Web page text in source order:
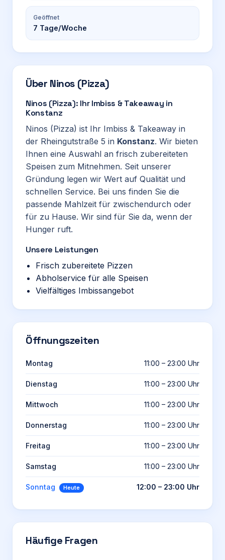
Geöffnet
7 Tage/Woche
Über Ninos (Pizza)
Ninos (Pizza): Ihr Imbiss & Takeaway in
Konstanz
Ninos (Pizza) ist Ihr Imbiss & Takeaway in
der Rheingutstraße 5 in Konstanz. Wir bieten
Ihnen eine Auswahl an frisch zubereiteten
Speisen zum Mitnehmen. Seit unserer
Gründung legen wir Wert auf Qualität und
schnellen Service. Bei uns finden Sie die
passende Mahlzeit für zwischendurch oder
für zu Hause. Wir sind für Sie da, wenn der
Hunger ruft.
Unsere Leistungen
Frisch zubereitete Pizzen
Abholservice für alle Speisen
Vielfältiges Imbissangebot
Öffnungszeiten
Montag 11:00 – 23:00 Uhr
Dienstag 11:00 – 23:00 Uhr
Mittwoch 11:00 – 23:00 Uhr
Donnerstag 11:00 – 23:00 Uhr
Freitag 11:00 – 23:00 Uhr
Samstag 11:00 – 23:00 Uhr
Sonntag Heute 12:00 – 23:00 Uhr
Häufige Fragen